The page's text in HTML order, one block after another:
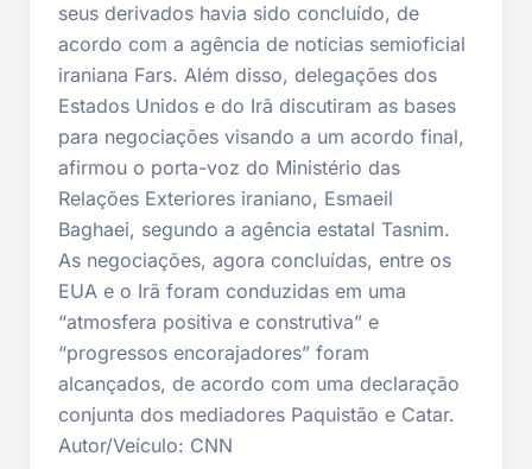
seus derivados havia sido concluído, de
acordo com a agência de notícias semioficial
iraniana Fars. Além disso, delegações dos
Estados Unidos e do Irã discutiram as bases
para negociações visando a um acordo final,
afirmou o porta-voz do Ministério das
Relações Exteriores iraniano, Esmaeil
Baghaei, segundo a agência estatal Tasnim.
As negociações, agora concluídas, entre os
EUA e o Irã foram conduzidas em uma
“atmosfera positiva e construtiva” e
“progressos encorajadores” foram
alcançados, de acordo com uma declaração
conjunta dos mediadores Paquistão e Catar.
Autor/Veículo: CNN